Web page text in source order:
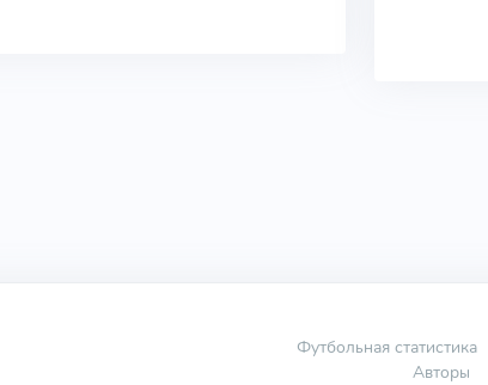
Футбольная статистика
Авторы